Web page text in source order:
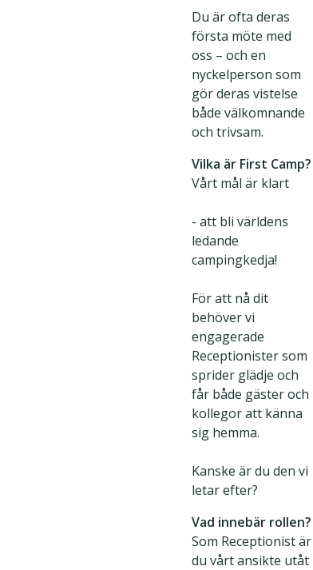
Du är ofta deras
första möte med
oss – och en
nyckelperson som
gör deras vistelse
både välkomnande
och trivsam.
Vilka är First Camp?
Vårt mål är klart
- att bli världens
ledande
campingkedja!
För att nå dit
behöver vi
engagerade
Receptionister som
sprider glädje och
får både gäster och
kollegor att känna
sig hemma.
Kanske är du den vi
letar efter?
Vad innebär rollen?
Som Receptionist är
du vårt ansikte utåt